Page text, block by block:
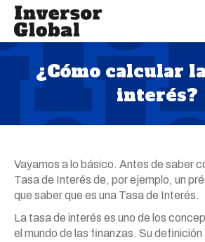
¿Cómo calcular
interés?
Estás
Vayamos a lo básico. Antes de saber
Tasa de Interés de, por ejemplo, un
que saber que es una Tasa de Interés.
La tasa de interés es uno de los
el mundo de las finanzas. Su